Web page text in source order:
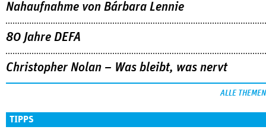
Nahaufnahme von Bárbara Lennie
80 Jahre DEFA
Christopher Nolan – Was bleibt, was nervt
ALLE THEMEN
TIPPS